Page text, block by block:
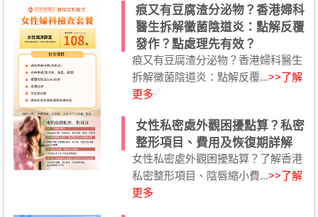
痕又有豆腐渣分泌物？香港婦科
醫生拆解黴菌陰道炎：點解反覆
發作？點處理先有效？
痕又有豆腐渣分泌物？香港婦科醫生
拆解黴菌陰道炎：點解反覆...>>了解
更多
女性私密處外觀困擾點算？私密
整形項目、費用及恢復期詳解
女性私密處外觀困擾點算？了解香港
私密整形項目、陰唇縮小費...>>了解
更多